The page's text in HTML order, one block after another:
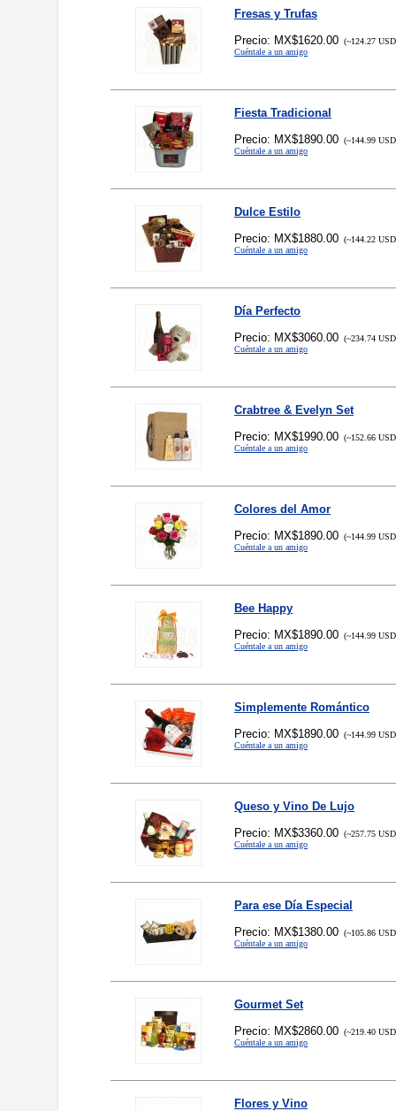
Fresas y Trufas
Precio: MX$1620.00 (~124.27
Cuéntale a un amigo
Fiesta Tradicional
Precio: MX$1890.00 (~144.99
Cuéntale a un amigo
Dulce Estilo
Precio: MX$1880.00 (~144.22
Cuéntale a un amigo
Día Perfecto
Precio: MX$3060.00 (~234.74
Cuéntale a un amigo
Crabtree & Evelyn Set
Precio: MX$1990.00 (~152.66
Cuéntale a un amigo
Colores del Amor
Precio: MX$1890.00 (~144.99
Cuéntale a un amigo
Bee Happy
Precio: MX$1890.00 (~144.99
Cuéntale a un amigo
Simplemente Romántico
Precio: MX$1890.00 (~144.99
Cuéntale a un amigo
Queso y Vino De Lujo
Precio: MX$3360.00 (~257.75
Cuéntale a un amigo
Para ese Día Especial
Precio: MX$1380.00 (~105.86
Cuéntale a un amigo
Gourmet Set
Precio: MX$2860.00 (~219.40
Cuéntale a un amigo
Flores y Vino